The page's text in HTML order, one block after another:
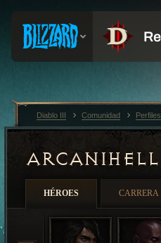
ARCANIHELL
HÉROES CARRERA
Diablo III Comunidad Perfiles